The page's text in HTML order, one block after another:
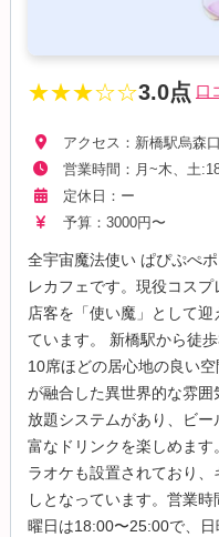
★★★☆☆3.0点 口
アクセス：新橋駅烏森
営業時間：月~木、土
定休日：ー
予算：3000円〜
全宇宙魔法使い ぱぴぷぺ
レカフェです。現役コス
店客を「使い魔」として
ています。 新橋駅から徒
10席ほどの居心地の良い
が融合した異世界的な雰
放題システムがあり、ビ
富なドリンクを楽しめま
ラオケも設置されており
しとなっています。営業
曜日は18:00〜25:00で、